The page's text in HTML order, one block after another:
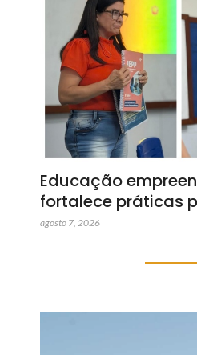
Educação
fortalece práticas
agosto 7, 2026